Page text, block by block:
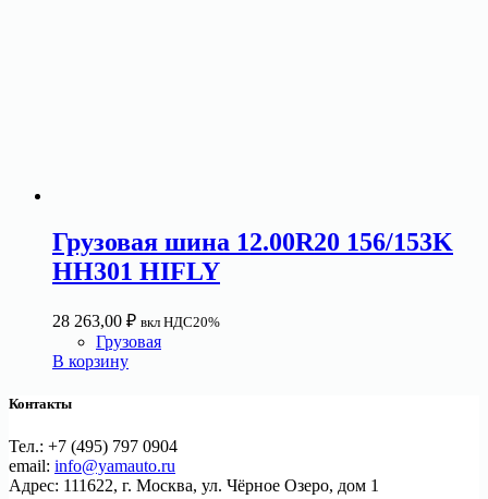
Грузовая шина 12.00R20 156/153K
HH301 HIFLY
28 263,00 ₽ вкл НДС20%
Грузовая
В корзину
Контакты
Тел.: +7 (495) 797 0904
email: info@yamauto.ru
Адрес: 111622, г. Москва, ул. Чёрное Озеро, дом 1